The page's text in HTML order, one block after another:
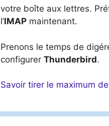
votre boîte aux lettres.
l’IMAP maintenant.
Prenons le temps de
configurer Thunderbird.
Savoir tirer le maximum